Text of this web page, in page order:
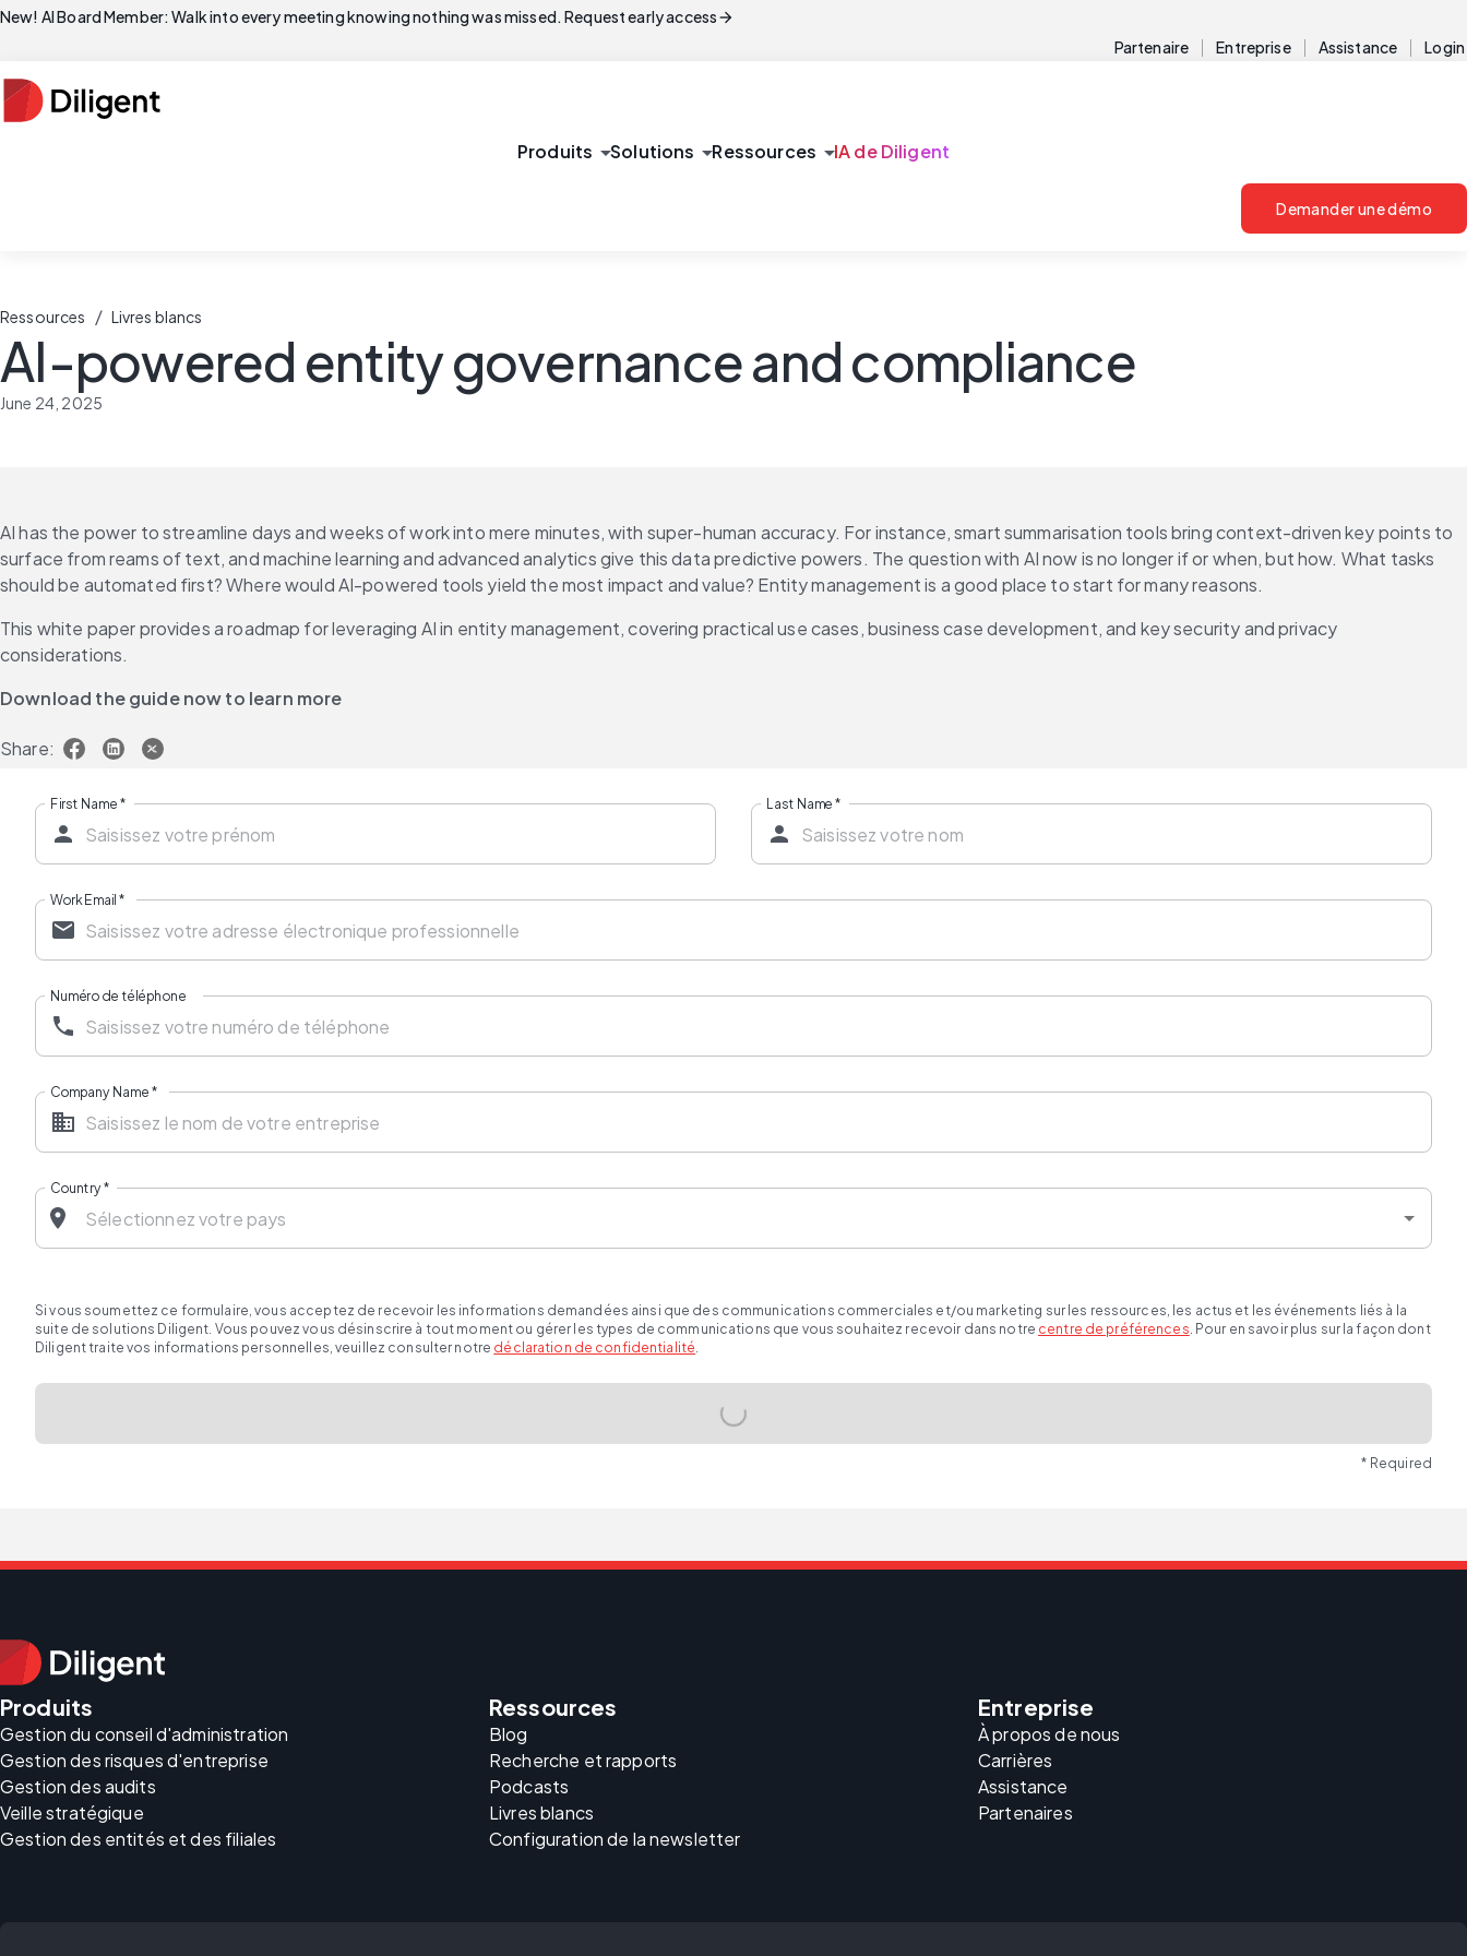
New! AI Board Member: Walk into every meeting knowing nothing was missed. Request early accessarrow_forward
Partenaire Entreprise Assistance Login
Produits arrow_drop_downSolutions arrow_drop_downRessources arrow_drop_downIA de Diligent
Demander une démo
Ressources / Livres blancs
AI-powered entity governance and compliance
June 24, 2025
AI has the power to streamline days and weeks of work into mere minutes, with super-human accuracy. For instance, smart summarisation tools bring context-driven key points to
surface from reams of text, and machine learning and advanced analytics give this data predictive powers. The question with AI now is no longer if or when, but how. What tasks
should be automated first? Where would AI-powered tools yield the most impact and value? Entity management is a good place to start for many reasons.
This white paper provides a roadmap for leveraging AI in entity management, covering practical use cases, business case development, and key security and privacy
considerations.
Download the guide now to learn more
Share:
First Name* Last Name *
Work Email*
Numéro de téléphone
Company Name*
Country*
Si vous soumettez ce formulaire, vous acceptez de recevoir les informations demandées ainsi que des communications commerciales et/ou marketing sur les ressources, les actus et les événements liés à la
suite de solutions Diligent. Vous pouvez vous désinscrire à tout moment ou gérer les types de communications que vous souhaitez recevoir dans notre centre de préférences. Pour en savoir plus sur la façon dont
Diligent traite vos informations personnelles, veuillez consulter notre déclaration de confidentialité.
* Required
Produits
Gestion du conseil d'administration
Gestion des risques d'entreprise
Gestion des audits
Veille stratégique
Gestion des entités et des filiales
Ressources
Blog
Recherche et rapports
Podcasts
Livres blancs
Configuration de la newsletter
Entreprise
À propos de nous
Carrières
Assistance
Partenaires